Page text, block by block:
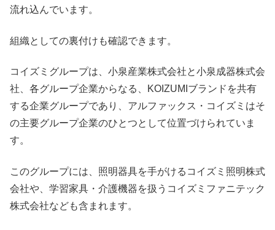
流れ込んでいます。
組織としての裏付けも確認できます。
コイズミグループは、小泉産業株式会社と小泉成器株式会
社、各グループ企業からなる、KOIZUMIブランドを共有
する企業グループであり、アルファックス・コイズミはそ
の主要グループ企業のひとつとして位置づけられていま
す。
このグループには、照明器具を手がけるコイズミ照明株式
会社や、学習家具・介護機器を扱うコイズミファニテック
株式会社なども含まれます。